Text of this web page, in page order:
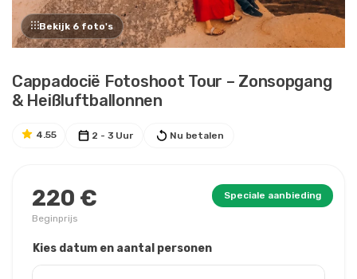
Bekijk 6 foto's
Cappadocië Fotoshoot Tour – Zonsopgang
& Heißluftballonnen
4.55 2 - 3 Uur Nu betalen
Speciale aanbieding
220 €
Beginprijs
Kies datum en aantal personen